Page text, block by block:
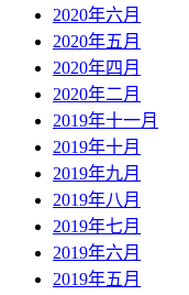
2020年六月
2020年五月
2020年四月
2020年二月
2019年十一月
2019年十月
2019年九月
2019年八月
2019年七月
2019年六月
2019年五月